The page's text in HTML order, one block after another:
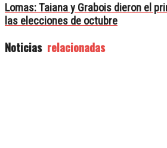
Lomas: Taiana y Grabois dieron el
las elecciones de octubre
Noticias relacionadas